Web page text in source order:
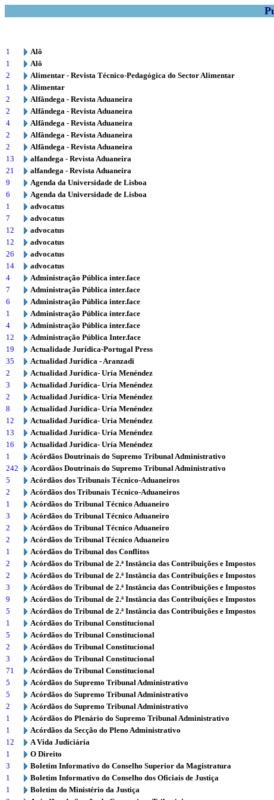
1
Alô
1
Alô
2
Alimentar - Revista Técnico-Pedagógica do Sector Alimentar
1
Alimentar
2
Alfândega - Revista Aduaneira
2
Alfândega - Revista Aduaneira
4
Alfândega - Revista Aduaneira
2
Alfândega - Revista Aduaneira
2
Alfândega - Revista Aduaneira
13
alfandega - Revista Aduaneira
21
alfandega - Revista Aduaneira
9
Agenda da Universidade de Lisboa
6
Agenda da Universidade de Lisboa
1
advocatus
7
advocatus
12
advocatus
12
advocatus
26
advocatus
14
advocatus
4
Administração Pública inter.face
7
Administração Pública inter.face
6
Administração Pública inter.face
1
Administração Pública inter.face
4
Administração Pública inter.face
12
Administração Pública Inter.face
19
Actualidade Jurídica-Portugal Press
35
Actualidad Jurídica - Aranzadi
2
Actualidad Jurídica- Uría Menéndez
3
Actualidad Jurídica- Uría Menéndez
2
Actualidad Jurídica- Uría Menéndez
8
Actualidad Jurídica- Uría Menéndez
12
Actualidad Jurídica- Uría Menéndez
13
Actualidad Jurídica- Uría Menéndez
16
Actualidad Jurídica- Uría Menéndez
1
Acórdãos Doutrinais do Supremo Tribunal Administrativo
242
Acordãos Doutrinais do Supremo Tribunal Administrativo
5
Acórdãos dos Tribunais Técnico-Aduaneiros
2
Acórdãos dos Tribunais Técnico-Aduaneiros
1
Acórdãos do Tribunal Técnico Aduaneiro
3
Acórdãos do Tribunal Técnico Aduaneiro
2
Acórdãos do Tribunal Técnico Aduaneiro
2
Acórdãos do Tribunal Técnico Aduaneiro
1
Acórdãos do Tribunal dos Conflitos
2
Acórdãos do Tribunal de 2.ª Instância das Contribuições e Impostos
2
Acórdãos do Tribunal de 2.ª Instância das Contribuições e Impostos
3
Acórdãos do Tribunal de 2.ª Instância das Contribuições e Impostos
9
Acórdãos do Tribunal de 2.ª Instância das Contribuições e Impostos
5
Acórdãos do Tribunal de 2.ª Instância das Contribuições e Impostos
1
Acórdãos do Tribunal Constitucional
5
Acórdãos do Tribunal Constitucional
2
Acórdãos do Tribunal Constitucional
3
Acórdãos do Tribunal Constitucional
71
Acórdãos do Tribunal Constitucional
5
Acórdãos do Supremo Tribunal Administrativo
5
Acórdãos do Supremo Tribunal Administrativo
2
Acórdãos do Supremo Tribunal Administrativo
1
Acórdãos do Plenário do Supremo Tribunal Administrativo
1
Acórdãos da Secção do Pleno Administrativo
12
A Vida Judiciária
1
O Direito
3
Boletim Informativo do Conselho Superior da Magistratura
1
Boletim Informativo do Conselho dos Oficiais de Justiça
1
Boletim do Ministério da Justiça